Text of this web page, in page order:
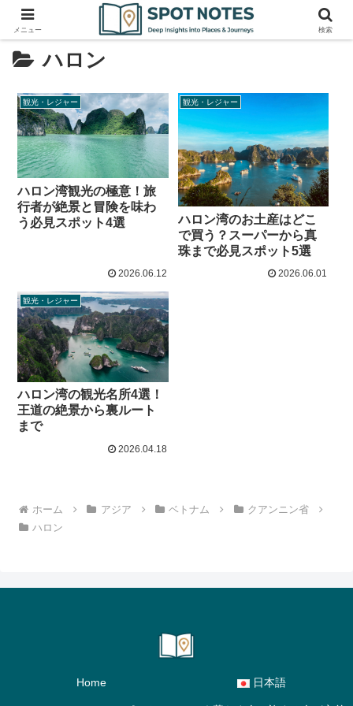
ハロン
観光・レジャー
ハロン湾観光の極意！旅
行者が絶景と冒険を味わ
う必見スポット4選
2026.06.12
観光・レジャー
ハロン湾のお土産はどこ
で買う？スーパーから真
珠まで必見スポット5選
2026.06.01
観光・レジャー
ハロン湾の観光名所4選！
王道の絶景から裏ルート
まで
2026.04.18
ホーム アジア ベトナム
クアンニン省
ハロン
Home 日本語
メニュー 検索